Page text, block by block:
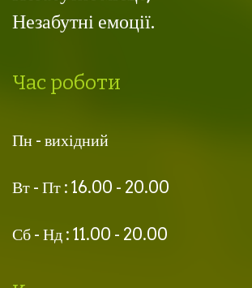
Незабутні емоції.
Час роботи
Пн - вихідний
Вт - Пт : 16.00 - 20.00
Сб - Нд : 11.00 - 20.00